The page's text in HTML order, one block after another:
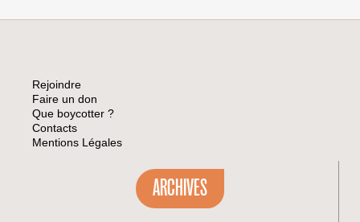
Rejoindre
Faire un don
Que boycotter ?
Contacts
Mentions Légales
ARCHIVES